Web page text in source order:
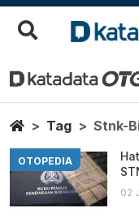
Stnk Bisa
Berita
HomeTag Stnk-
OTOPEDIA
02